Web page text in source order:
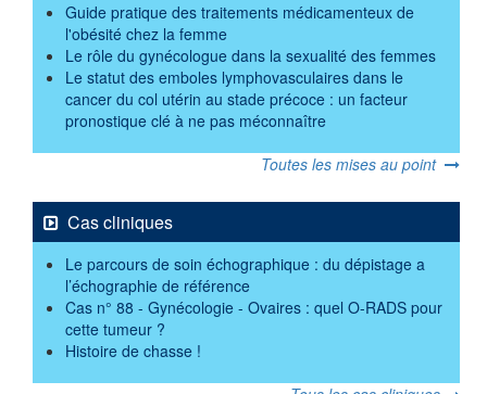
Guide pratique des traitements médicamenteux de
l'obésité chez la femme
Le rôle du gynécologue dans la sexualité des femmes
Le statut des emboles lymphovasculaires dans le
cancer du col utérin au stade précoce : un facteur
pronostique clé à ne pas méconnaître
Toutes les mises au point
Cas cliniques
Le parcours de soin échographique : du dépistage a
l’échographie de référence
Cas n° 88 - Gynécologie - Ovaires : quel O-RADS pour
cette tumeur ?
Histoire de chasse !